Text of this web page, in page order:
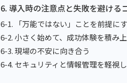
6. 導入時の注意点と失敗を避ける
6-1. 「万能ではない」ことを前提に
6-2. 小さく始めて、成功体験を積み
6-3. 現場の不安に向き合う
6-4. セキュリティと情報管理を軽視